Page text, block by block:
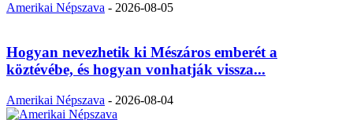
Amerikai Népszava - 2026-08-05
Hogyan nevezhetik ki Mészáros emberét a
köztévébe, és hogyan vonhatják vissza...
Amerikai Népszava - 2026-08-04